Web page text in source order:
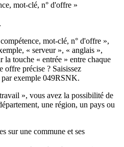
mot-clé, n° d'offre »
mot-clé, n° d'offre »,
« serveur », « anglais »,
la touche « entrée » entre chaque
offre précise ? Saisissez
par exemple 049RSNK.
», vous avez la possibilité de
une région, un pays ou
sur une commune et ses